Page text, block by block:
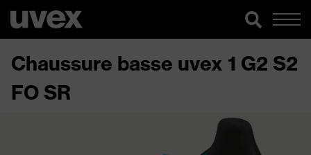
Chaussure basse uvex 1 G2 S2
FO SR